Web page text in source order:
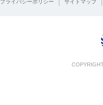
プライバシーポリシー サイトマップ